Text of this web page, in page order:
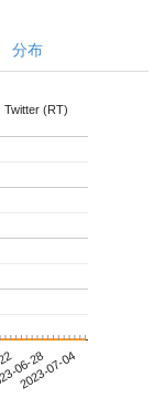
分布
Twitter (RT)
06-28
2023-07-04